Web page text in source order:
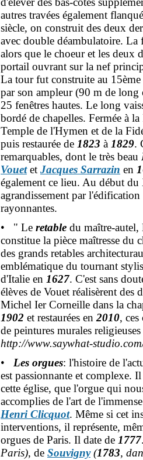
autres travées également
siècle, on construit des deux
avec double déambulatoire. La
alors que le choeur et les deux
portail ouvrant sur la nef
La tour fut construite au 15ème
par son ampleur (90 m de long
25 fenêtres hautes. Le long
bordé de chapelles. Fermée à
Temple de l'Hymen et de la
puis restaurée de 1823 à 1829.
remarquables, dont le très beau
Vouetet Jacques Sarrazin en
également ce lieu. Au début
agrandissement par
rayonnantes.
• " Le retable du maître-
constitue la pièce maîtresse du
des grands retables
emblématique du tournant
d'Italie en 1627. C'est sans
élèves de Vouet réalisèrent des
Michel Ier Corneille dans la
1902 et restaurées en 2010,
de peintures murales
http://www.saywhat-
• Les orgues: l'histoire de
est passionnante et complexe.
cette église, que l'orgue qui
accomplies de l'art de
Henri Clicquot. Même si cet
interventions, il représente,
orgues de Paris. Il date de 1777
Paris), de Souvigny (1783,